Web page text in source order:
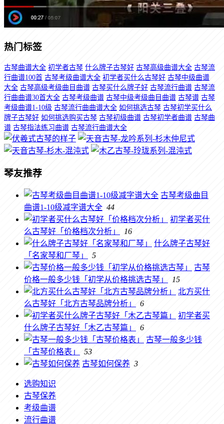
热门标签
古琴曲谱大全 初学者古琴 什么牌子古琴好 古琴高级曲谱大全 古琴流
行曲谱100首 古琴考级曲谱大全 初学者买什么古琴好 古琴中级曲谱
大全 古琴高级考级曲目曲谱 古琴买什么牌子好 古琴流行曲谱 古琴流
行曲曲谱30首大全 古琴考级曲谱 古琴中级考级曲目曲谱 古琴谱 古琴
考级曲谱1-10级 古琴流行曲曲谱大全 如何挑选古琴 古琴初学买什么
牌子古琴好 如何挑选购买古琴 古琴初级曲谱 古琴初学者曲谱 古琴曲
谱 古琴指法练习曲谱 古琴流行曲谱大全
琴友推荐
古琴考级曲目
曲谱1-10级减字谱大全 44
初学者买什
么古琴好「价格档次分析」
16
什么牌子古琴好
「名家琴和厂琴」
5
古琴
价格一般多少钱「初学从价格挑选古琴」
15
北方买什
么古琴好「北方古琴品牌分析」
6
初学者买
什么牌子古琴好「木乙古琴篇」
6
古琴一般多少钱
「古琴价格表」
53
古琴如何保养 3
选购知识
古琴保养
考级曲谱
流行曲谱